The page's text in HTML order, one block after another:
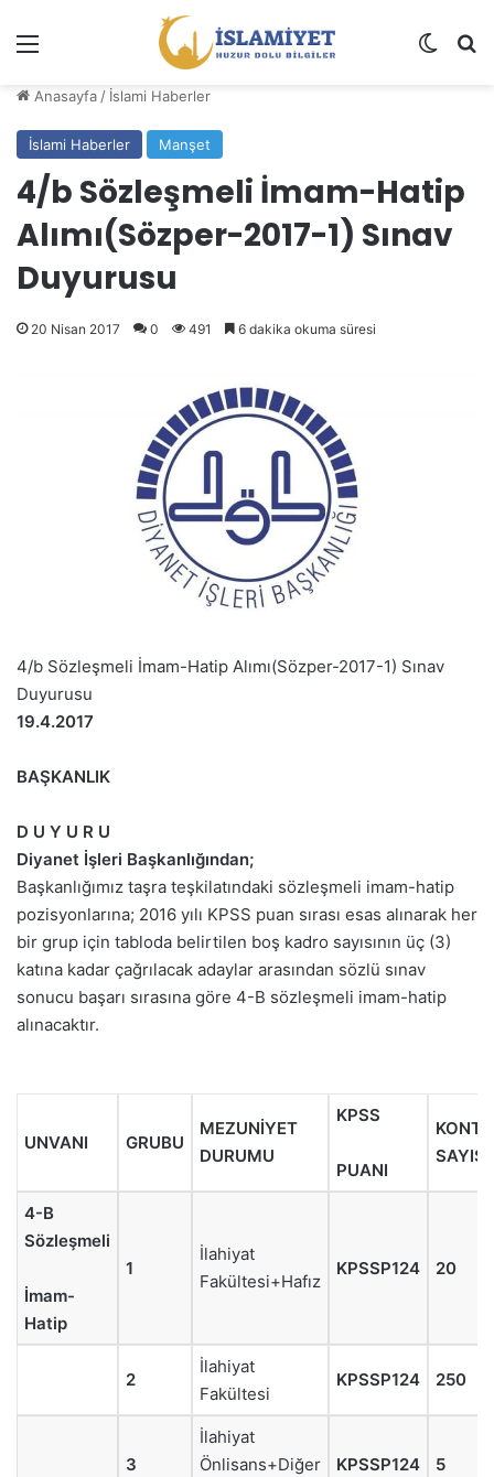
Dış
Anasayfa / İslami Haberler
İslami Haberler Manşet
4/b Sözleşmeli İmam-Hatip
Alımı(Sözper-2017-1) Sınav
Duyurusu
20 Nisan 2017 0 491 6 dakika okuma süresi
4/b Sözleşmeli İmam-Hatip Alımı(Sözper-2017-1) Sınav
Duyurusu
19.4.2017
BAŞKANLIK
​D U Y U R U​
Diyanet İşleri Başkanlığından;
Başkanlığımız taşra teşkilatındaki sözleşmeli imam-hatip
pozisyonlarına; 2016 yılı KPSS puan sırası esas alınarak her
bir grup için tabloda belirtilen boş kadro sayısının üç (3)
katına kadar çağrılacak adaylar arasından sözlü sınav
sonucu başarı sırasına göre 4-B sözleşmeli imam-hatip
alınacaktır.
UNVANI GRUBU
MEZUNİYET
DURUMU
KPSS
PUANI
SAYISI
4-B
Sözleşmeli
İmam-
Hatip
1
İlahiyat
Fakültesi+Hafız
KPSSP124 20
2
İlahiyat
Fakültesi
KPSSP124 250
3
İlahiyat
Önlisans+Diğer
KPSSP124 5